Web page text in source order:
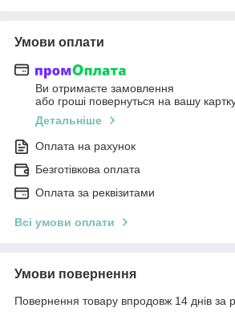
Умови оплати
Ви отримаєте замовлення
або гроші повернуться на вашу
Детальніше
Оплата на рахунок
Безготівкова оплата
Оплата за реквізитами
Всі умови оплати
Умови повернення
Повернення товару впродовж 14 днів за